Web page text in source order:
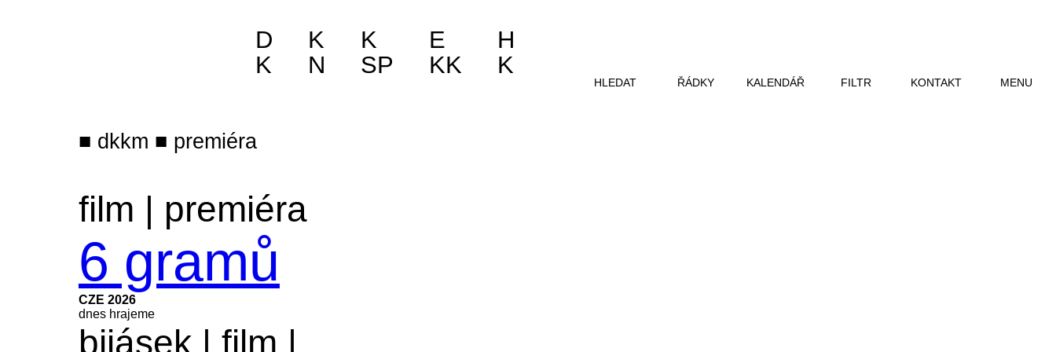
dkkm premiéra
film | premiéra
6 gramů
CZE 2026
dnes hrajeme
bijásek| film |
D
K
K
N
K
SP
E
KK
H
K
HLEDAT ŘÁDKY KALENDÁŘ FILTR KONTAKT MENU